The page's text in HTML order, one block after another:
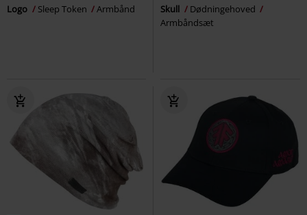
Logo Sleep Token Armbånd Skull
Dødningehoved
Armbåndsæt